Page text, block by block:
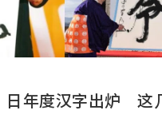
日年度汉字出炉 这